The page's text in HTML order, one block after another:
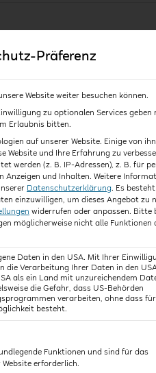
Präferenz
Website weiter besuchen können.
zu optionalen Services geben
Erlaubnis bitten.
auf unserer Website. Einige von
Website und Ihre Erfahrung zu
werden (z. B. IP-Adressen), z. B. für
Anzeigen und Inhalten. Weitere
Datenschutzerklärung. Es
einzuwilligen, um dieses Angebot zu
widerrufen oder anpassen. Bitte
möglicherweise nicht alle Funktionen
Daten in den USA. Mit Ihrer
die Verarbeitung Ihrer Daten in den
als ein Land mit unzureichendem
die Gefahr, dass US-Behörden
verarbeiten, ohne dass für
besteht.
für die eine
Funktionen und sind für das
erforderlich.